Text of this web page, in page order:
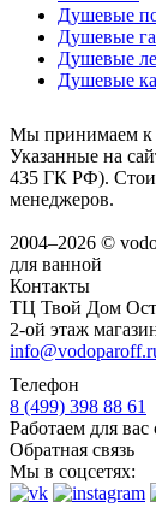
Душевые
Душевые
Душевые
Душевые
Мы принимаем к
Указанные на
435 ГК РФ).
менеджеров.
2004–2026 ©
для ванной
Контакты
ТЦ Твой Дом
2-ой этаж
Телефон
8 (499) 398 88 61
Работаем для
Обратная связь
Мы в соцсетях: